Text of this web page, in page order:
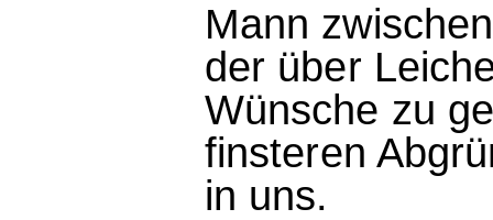
Mann
der über
Wünsche zu
finsteren
in uns.